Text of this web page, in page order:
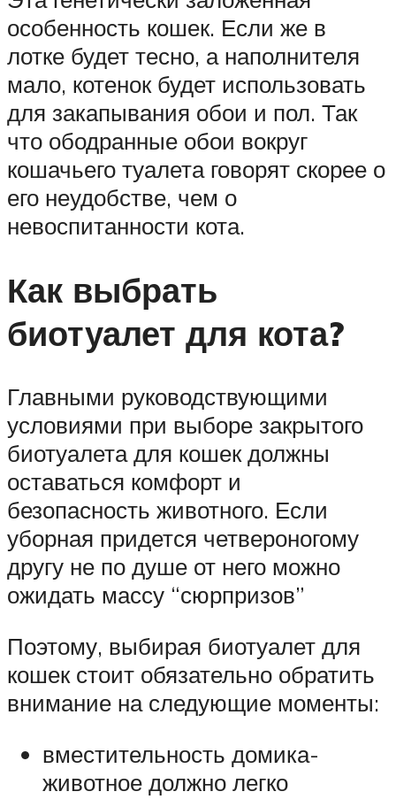
особенность кошек. Если же в
лотке будет тесно, а наполнителя
мало, котенок будет использовать
для закапывания обои и пол. Так
что ободранные обои вокруг
кошачьего туалета говорят скорее о
его неудобстве, чем о
невоспитанности кота.
Как выбрать
биотуалет для кота?
Главными руководствующими
условиями при выборе закрытого
биотуалета для кошек должны
оставаться комфорт и
безопасность животного. Если
уборная придется четвероногому
другу не по душе от него можно
ожидать массу “сюрпризов”
Поэтому, выбирая биотуалет для
кошек стоит обязательно обратить
внимание на следующие моменты:
вместительность домика-
животное должно легко